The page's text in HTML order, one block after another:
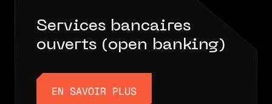
Services bancaires
ouverts (open banking)
EN SAVOIR PLUS